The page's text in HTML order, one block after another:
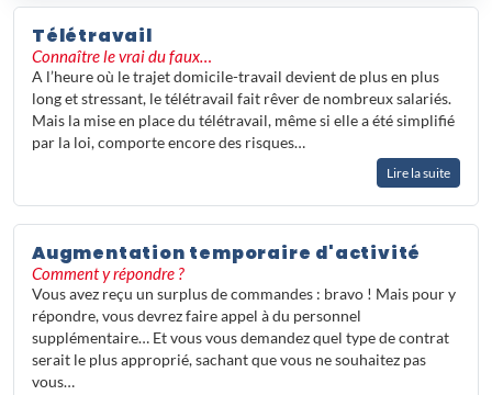
de toute organisation performante.
Entre le respect du cadre légal,
l'application des conventions
collectives et la gestion quotidienne
des collaborateurs, les responsables
RH et dirigeants naviguent dans un
pics d'activité
, encadrer le recours
aux contrats courts, comprendre les
règles entourant les heures
supplémentaires ou encore adapter le
management aux nouvelles réalités
comme le télétravail et la diversité
Télétravail
Connaître le vrai du faux…
A l’heure où le trajet domicile-travail devient de plus en plus
long et stressant, le télétravail fait rêver de nombreux salariés.
Mais la mise en place du télétravail, même si elle a été simplifié
par la loi, comporte encore des risques…
Lire la suite
Augmentation temporaire d'activité
Comment y répondre ?
Vous avez reçu un surplus de commandes : bravo ! Mais pour y
répondre, vous devrez faire appel à du personnel
supplémentaire… Et vous vous demandez quel type de contrat
serait le plus approprié, sachant que vous ne souhaitez pas
vous…